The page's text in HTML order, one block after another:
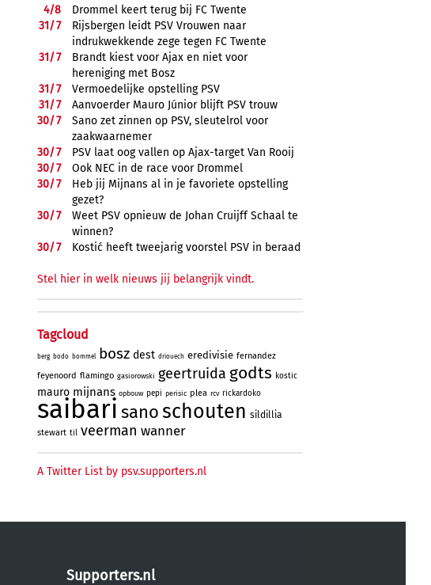
4/8
Drommel keert terug bij FC Twente
31/7
Rijsbergen leidt PSV Vrouwen naar
indrukwekkende zege tegen FC Twente
31/7
Brandt kiest voor Ajax en niet voor
hereniging met Bosz
31/7
Vermoedelijke opstelling PSV
31/7
Aanvoerder Mauro Júnior blijft PSV trouw
30/7
Sano zet zinnen op PSV, sleutelrol voor
zaakwaarnemer
30/7
PSV laat oog vallen op Ajax-target Van Rooij
30/7
Ook NEC in de race voor Drommel
30/7
Heb jij Mijnans al in je favoriete opstelling
gezet?
30/7
Weet PSV opnieuw de Johan Cruijff Schaal te
winnen?
30/7 Kostić heeft tweejarig voorstel PSV in beraad
Stel hier in welk nieuws jij belangrijk vindt.
Tagcloud
berg bodo bommel bosz dest driouech eredivisie fernandez
feyenoord flamingo gasiorowski geertruida godts kostic
mauro mijnans opbouw pepi perisic plea rcv rickardoko
saibari sanoschouten sildillia
stewart til veerman wanner
A Twitter List by psv.supporters.nl
Supporters.nl